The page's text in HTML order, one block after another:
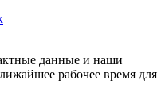
данные и наши
рабочее время для